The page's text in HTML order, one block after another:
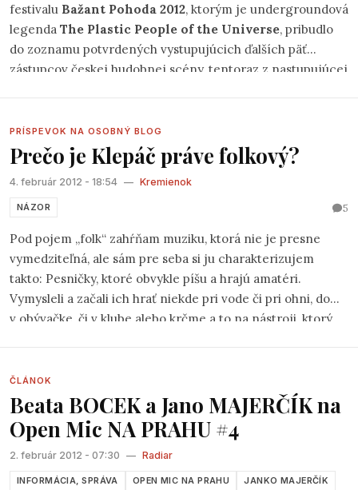
festivalu Bažant Pohoda 2012, ktorým je undergroundová
legenda The Plastic People of the Universe, pribudlo
do zoznamu potvrdených vystupujúcich ďalších päť
zástupcov českej hudobnej scény, tentoraz z nastupujúcej
PRÍSPEVOK NA OSOBNÝ BLOG
Prečo je Klepáč práve folkový?
4. február 2012 - 18:54 — Kremienok
NÁZOR 5
Pod pojem „folk“ zahŕňam muziku, ktorá nie je presne
vymedziteľná, ale sám pre seba si ju charakterizujem
takto: Pesničky, ktoré obvykle píšu a hrajú amatéri.
Vymysleli a začali ich hrať niekde pri vode či pri ohni, doma
v obývačke, či v klube alebo krčme a to na nástroji, ktorý
amatérsky – občas priamočiary, inokedy kostrbatý,
romantický, humorný, kadejaký. Vždy má však čosi
spoločné so životom muzikanta a napokon aj so životom
tých, čo ho počúvajú. Vo folkových pesničkách sa
nachádzam. Od folklóru sa folk líši tým, že jeho autori sú
obvykle známi, hoci sám hrám viacero folkových pesničiek,
ČLÁNOK
Beata BOCEK a Jano MAJERČÍK na
Open Mic NA PRAHU #4
2. február 2012 - 07:30 — Radiar
INFORMÁCIA, SPRÁVA OPEN MIC NA PRAHU
JANKO MAJERČÍK